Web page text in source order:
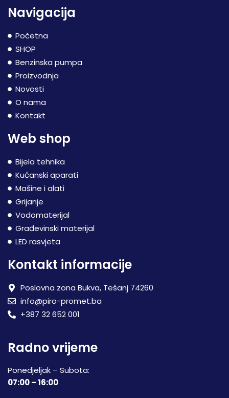
Navigacija
Početna
SHOP
Benzinska pumpa
Proizvodnja
Novosti
O nama
Kontakt
Web shop
Bijela tehnika
Kućanski aparati
Mašine i alati
Grijanje
Vodomaterijal
Građevinski materijal
LED rasvjeta
Kontakt informacije
Poslovna zona Bukva, Tešanj 74260
info@piro-promet.ba
+387 32 652 001
Radno vrijeme
Ponedjeljak – Subota:
07:00 – 16:00